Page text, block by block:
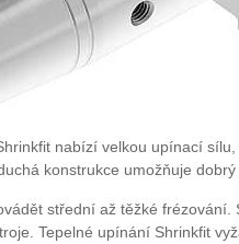
nabízí velkou upínací
konstrukce umožňuje
střední až těžké
Tepelné upínání Shrinkfit